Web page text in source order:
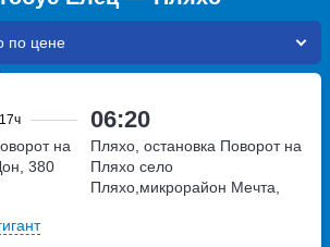
по
17ч 06:20
на
380
Пляхо, остановка Поворот на
Пляхо село
Пляхо,микрорайон Мечта,